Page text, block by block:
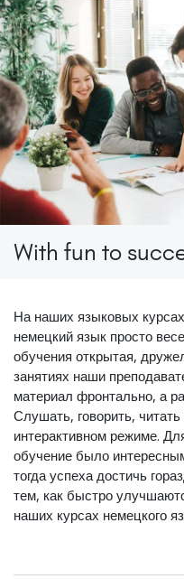
With fun to
На наших языковых
немецкий язык просто
обучения открытая,
занятиях наши
материал фронтально, а
Слушать, говорить,
интерактивном режиме.
обучение было
тогда успеха достичь
тем, как быстро
наших курсах немецкого